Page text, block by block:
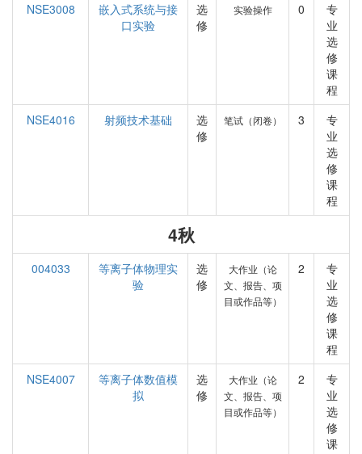
NSE3008
嵌入式系统与接
口实验
选
修
实验操作 0
专
业
选
修
课
程
NSE4016
射频技术基础
选
修
笔试（闭卷） 3
专
业
选
修
课
程
4秋
004033
等离子体物理实
验
选
修
大作业（论
文、报告、项
目或作品等）
2
专
业
选
修
课
程
NSE4007
等离子体数值模
拟
选
修
大作业（论
文、报告、项
目或作品等）
2
专
业
选
修
课